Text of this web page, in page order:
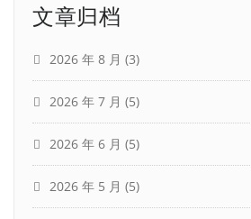
文章归档
2026 年 8 月 (3)
2026 年 7 月 (5)
2026 年 6 月 (5)
2026 年 5 月 (5)